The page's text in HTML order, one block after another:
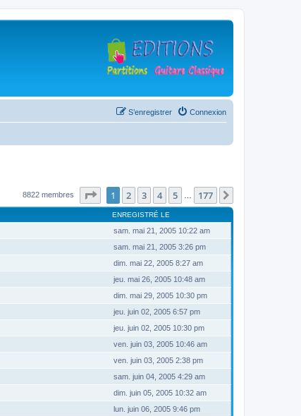
Connexion
S’enregistrer
8822 membres Page sur177
1 2 3 4 5 177
ENREGISTRÉ LE
sam. mai 21, 2005 10:22 am
sam. mai 21, 2005 3:26 pm
dim. mai 22, 2005 8:27 am
jeu. mai 26, 2005 10:48 am
dim. mai 29, 2005 10:30 pm
jeu. juin 02, 2005 6:57 pm
jeu. juin 02, 2005 10:30 pm
ven. juin 03, 2005 10:46 am
ven. juin 03, 2005 2:38 pm
sam. juin 04, 2005 4:29 am
dim. juin 05, 2005 10:32 am
lun. juin 06, 2005 9:46 pm